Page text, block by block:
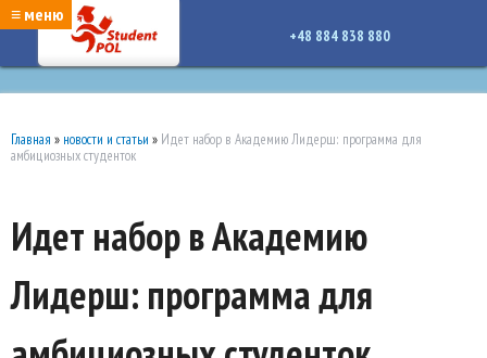
google-site-verification: google7a917c261df1566b.htmlgoogle-site-verification:
google7a917c261df1566b.html
≡ меню
+48 884 838 880
Главная » новости и статьи » Идет набор в Академию Лидерш: программа для
амбициозных студенток
Идет набор в Академию
Лидерш: программа для